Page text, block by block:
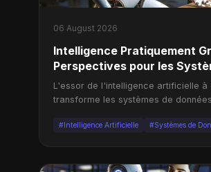
06 August 2026
Intelligence Pratiquement
Perspectives pour les
Données ?
L'essor de l'intelligence artificielle à
transforme les systèmes de
approche du travail de
#Intelligence Artificielle #Systèmes de